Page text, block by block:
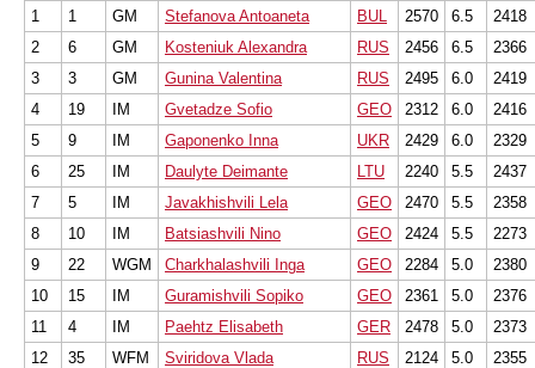
1
1 GM Stefanova Antoaneta BUL 2570 6.5
2418
2
6 GM Kosteniuk Alexandra RUS 2456 6.5
2366
3
3 GM Gunina Valentina RUS 2495 6.0
2419
4
19 IM Gvetadze Sofio GEO 2312 6.0
2416
5
9 IM Gaponenko Inna UKR 2429 6.0
2329
6
25 IM Daulyte Deimante LTU 2240 5.5
2437
7
5 IM Javakhishvili Lela GEO 2470 5.5
2358
8
10 IM Batsiashvili Nino GEO 2424 5.5
2273
9
22 WGM Charkhalashvili Inga GEO 2284 5.0
2380
10
15 IM Guramishvili Sopiko GEO 2361 5.0
2376
11
4 IM Paehtz Elisabeth GER 2478 5.0
2373
12
35 WFM Sviridova Vlada RUS 2124 5.0
2355